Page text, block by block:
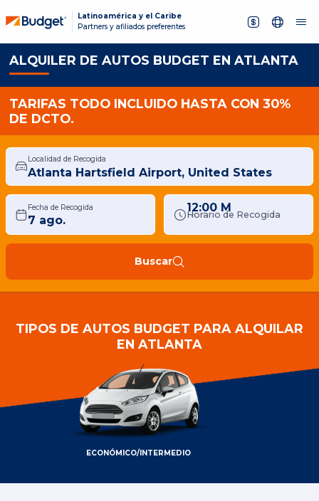
Latinoamérica y el Caribe
Partners y afiliados preferentes
ALQUILER DE AUTOS BUDGET EN ATLANTA
TARIFAS TODO INCLUIDO HASTA CON 30%
DE DCTO.
Localidad de Recogida
Fecha de Recogida
Horario de Recogida
12:00 M
Buscar
TIPOS DE AUTOS BUDGET PARA ALQUILAR
EN ATLANTA
ECONÓMICO/INTERMEDIO